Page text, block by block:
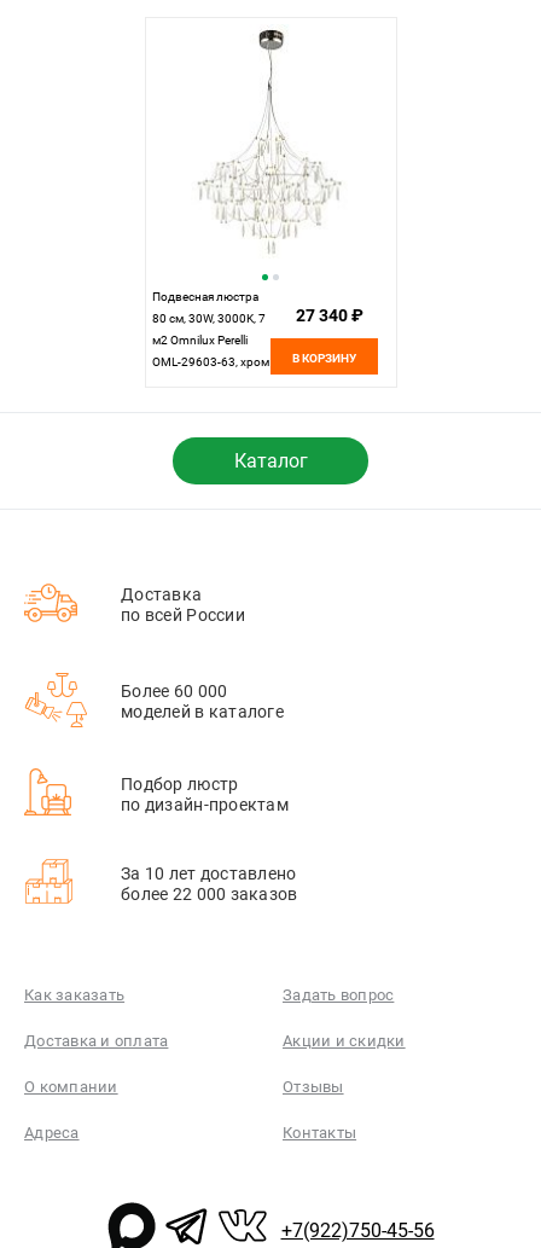
Подвесная люстра
80 см, 30W, 3000K, 7
м2 Omnilux Perelli
OML-29603-63, хром
27 340 ₽
В КОРЗИНУ
Каталог
Доставка
по всей России
Более 60 000
моделей в каталоге
Подбор люстр
по дизайн-проектам
За 10 лет доставлено
более 22 000 заказов
Как заказать Задать вопрос
Доставка и оплата Акции и скидки
О компании Отзывы
Адреса Контакты
+7(922)750-45-56